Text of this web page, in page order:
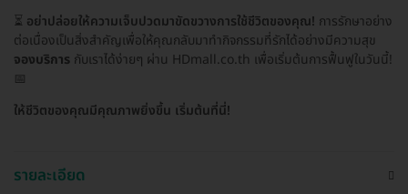
⏳ อย่าปล่อยให้ความเจ็บปวดมาขัดขวางการใช้ชีวิตของคุณ! การรักษาอย่าง
ต่อเนื่องเป็นสิ่งสำคัญเพื่อให้คุณกลับมาทำกิจกรรมที่รักได้อย่างมีความสุข
จองบริการ กับเราได้ง่ายๆ ผ่าน HDmall.co.th เพื่อเริ่มต้นการฟื้นฟูในวันนี้!
📅
ให้ชีวิตของคุณมีคุณภาพยิ่งขึ้น เริ่มต้นที่นี่!
รายละเอียด